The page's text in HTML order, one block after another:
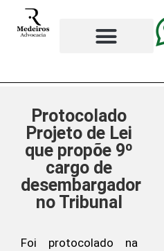
Protocolado
Projeto de Lei
que propõe 9º
cargo de
desembargador
no Tribunal
Foi protocolado na